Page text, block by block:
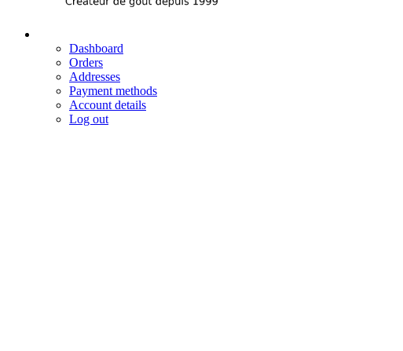
Dashboard
Orders
Addresses
Payment methods
Account details
Log out